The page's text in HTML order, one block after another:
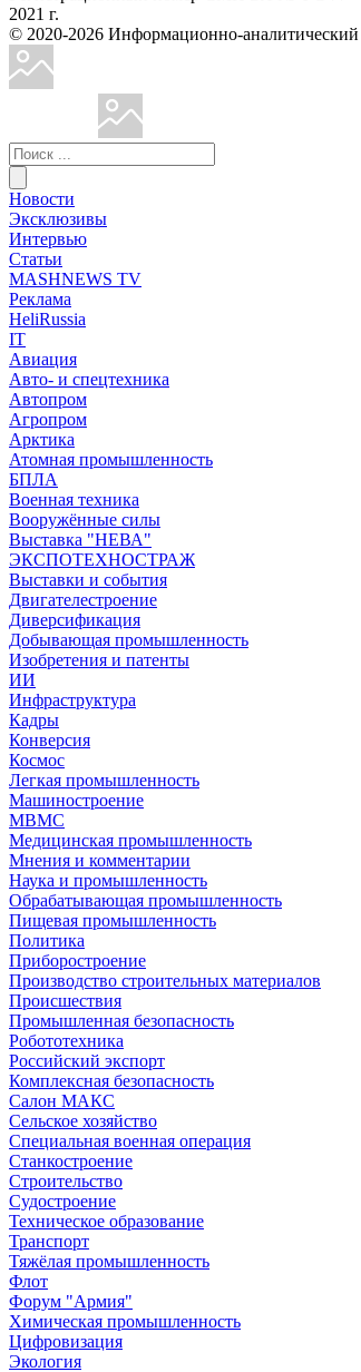
2021 г.
© 2020-2026 Информационно-
Новости
Эксклюзивы
Интервью
Статьи
MASHNEWS TV
Реклама
HeliRussia
IT
Авиация
Авто- и спецтехника
Автопром
Агропром
Арктика
Атомная промышленность
БПЛА
Военная техника
Вооружённые силы
Выставка "НЕВА"
ЭКСПОТЕХНОСТРАЖ
Выставки и события
Двигателестроение
Диверсификация
Добывающая промышленность
Изобретения и патенты
ИИ
Инфраструктура
Кадры
Конверсия
Космос
Легкая промышленность
Машиностроение
МВМС
Медицинская промышленность
Мнения и комментарии
Наука и промышленность
Обрабатывающая промышленность
Пищевая промышленность
Политика
Приборостроение
Производство строительных материалов
Происшествия
Промышленная безопасность
Робототехника
Российский экспорт
Комплексная безопасность
Салон МАКС
Сельское хозяйство
Специальная военная операция
Станкостроение
Строительство
Судостроение
Техническое образование
Транспорт
Тяжёлая промышленность
Флот
Форум "Армия"
Химическая промышленность
Цифровизация
Экология